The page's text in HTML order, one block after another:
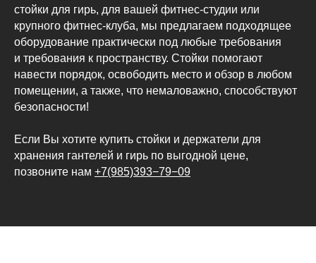
стойки для гирь, для вашей фитнес-студии или
крупного фитнес-клуба, мы предлагаем подходящее
оборудование практически под любые требования
и требования к пространству. Стойки помогают
навести порядок, освободить место и обзор в любом
помещении, а также, что немаловажно, способствуют
безопасности!
Если Вы хотите купить стойки и держатели для
хранения гантелей и гирь по выгодной цене,
позвоните нам +7(985)393−79−09